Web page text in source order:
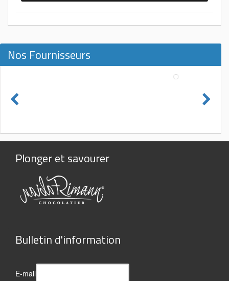
Nos Fournisseurs
Plonger et savourer
Bulletin d'information
E-mail